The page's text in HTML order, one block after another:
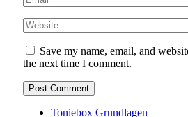
Save my name, email, and
the next time I comment.
Toniebox Grundlagen